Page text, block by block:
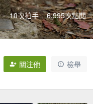
10次拍手 6,995次點閱
關注他 檢舉